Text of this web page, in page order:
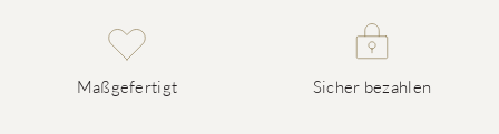
Maßgefertigt Sicher bezahlen